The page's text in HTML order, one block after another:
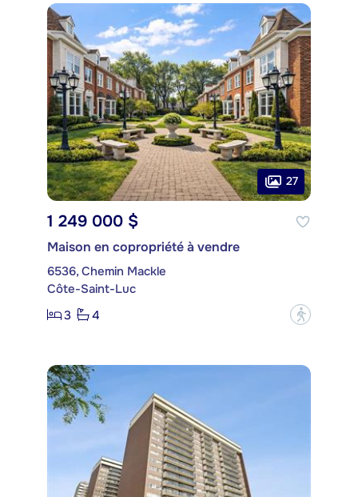
27
1 249 000 $
Maison en copropriété à vendre
6536, Chemin Mackle
Côte-Saint-Luc
3
4 ?